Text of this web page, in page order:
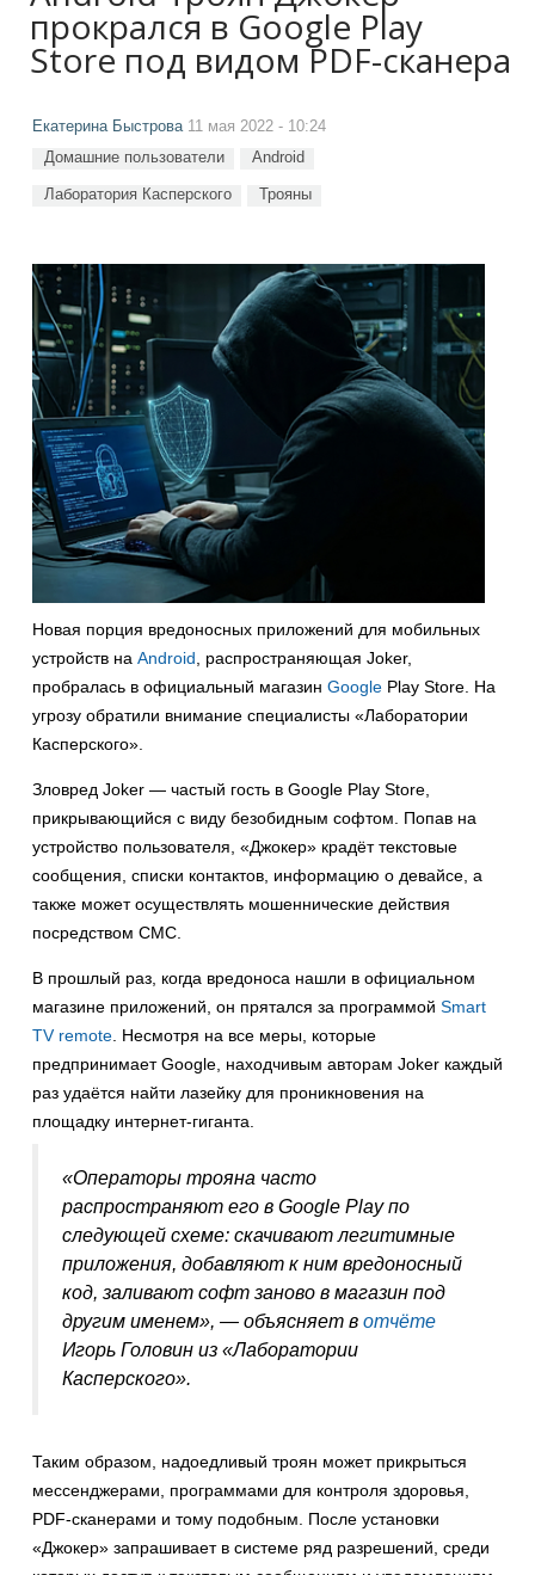
прокрался в Google Play
Store под видом PDF-сканера
Екатерина Быстрова11 мая 2022 - 10:24
Домашние пользователи Android
Лаборатория Касперского Трояны
Новая порция вредоносных приложений для мобильных
устройств на Android, распространяющая Joker,
пробралась в официальный магазин Google Play Store. На
угрозу обратили внимание специалисты «Лаборатории
Касперского».
Зловред Joker — частый гость в Google Play Store,
прикрывающийся с виду безобидным софтом. Попав на
устройство пользователя, «Джокер» крадёт текстовые
сообщения, списки контактов, информацию о девайсе, а
также может осуществлять мошеннические действия
посредством СМС.
В прошлый раз, когда вредоноса нашли в официальном
магазине приложений, он прятался за программой Smart
TV remote. Несмотря на все меры, которые
предпринимает Google, находчивым авторам Joker каждый
раз удаётся найти лазейку для проникновения на
площадку интернет-гиганта.
«Операторы трояна часто
распространяют его в Google Play по
следующей схеме: скачивают легитимные
приложения, добавляют к ним вредоносный
код, заливают софт заново в магазин под
другим именем», — объясняет в отчёте
Игорь Головин из «Лаборатории
Касперского».
Таким образом, надоедливый троян может прикрыться
мессенджерами, программами для контроля здоровья,
PDF-сканерами и тому подобным. После установки
«Джокер» запрашивает в системе ряд разрешений, среди